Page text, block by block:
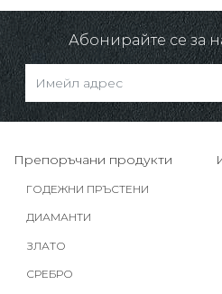
Абонирайте се за
Препоръчани продукти
ГОДЕЖНИ ПРЪСТЕНИ
ДИАМАНТИ
ЗЛАТО
СРЕБРО